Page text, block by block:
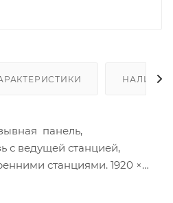
НАЛИЧИЕ
панель,
с ведущей станцией,
станциями. 1920 ×